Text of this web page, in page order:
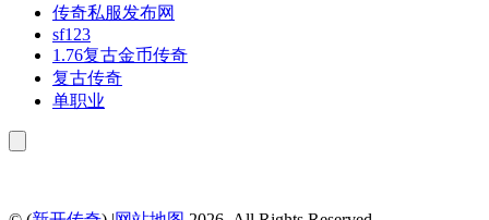
传奇私服发布网
sf123
1.76复古金币传奇
复古传奇
单职业